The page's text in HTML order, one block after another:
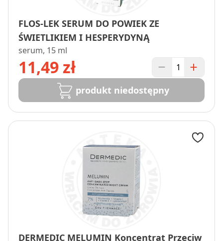
FLOS-LEK SERUM DO POWIEK ZE
ŚWIETLIKIEM I HESPERYDYNĄ
serum, 15 ml
11,49 zł
produkt niedostępny
DERMEDIC MELUMIN Koncentrat Przeciw